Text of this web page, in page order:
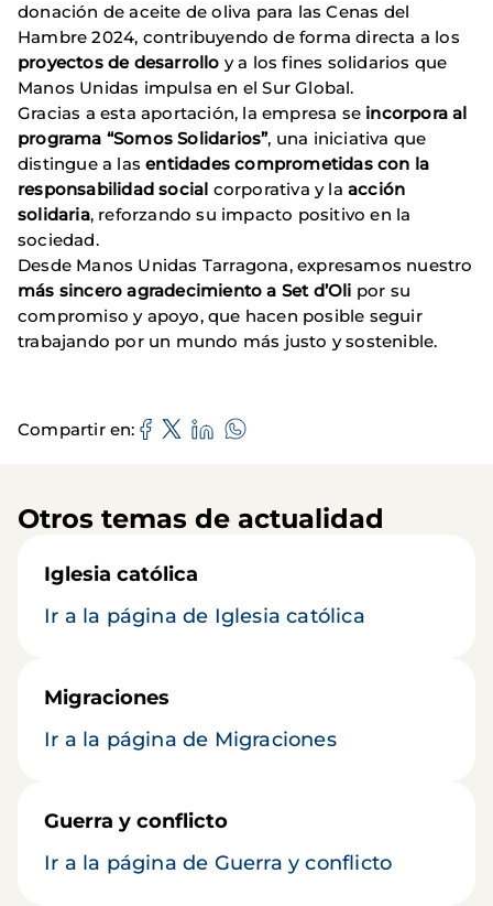
donación de aceite de oliva para las Cenas del
Hambre 2024, contribuyendo de forma directa a los
proyectos de desarrollo y a los fines solidarios que
Manos Unidas impulsa en el Sur Global.
Gracias a esta aportación, la empresa se incorpora al
programa “Somos Solidarios”, una iniciativa que
distingue a las entidades comprometidas con la
responsabilidad social corporativa y la acción
solidaria, reforzando su impacto positivo en la
sociedad.
Desde Manos Unidas Tarragona, expresamos nuestro
más sincero agradecimiento a Set d’Oli por su
compromiso y apoyo, que hacen posible seguir
trabajando por un mundo más justo y sostenible.
Compartir en
Otros temas de actualidad
Iglesia católica
Ir a la página de Iglesia católica
Migraciones
Ir a la página de Migraciones
Guerra y conflicto
Ir a la página de Guerra y conflicto